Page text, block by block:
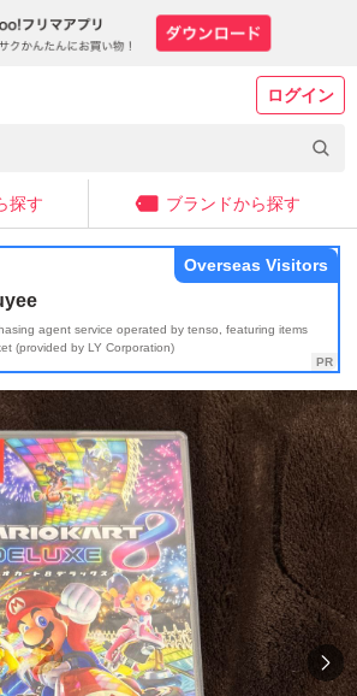
ログイン
探す ブランドから探す
agent service operated by tenso, featuring items
(provided by LY Corporation)
Overseas Visitors